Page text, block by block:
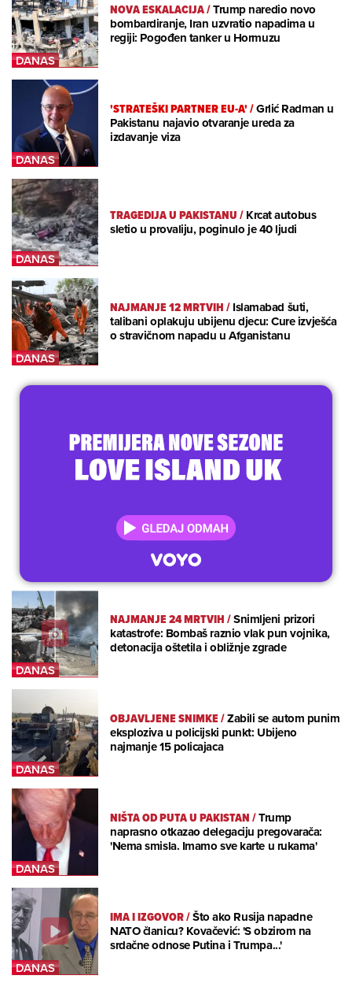
NOVA ESKALACIJA/Trump naredio novo
bombardiranje, Iran uzvratio napadima u
regiji: Pogođen tanker u Hormuzu
'STRATEŠKI PARTNER EU-A'/Grlić Radman u
Pakistanu najavio otvaranje ureda za
izdavanje viza
TRAGEDIJA U PAKISTANU/Krcat autobus
sletio u provaliju, poginulo je 40 ljudi
NAJMANJE 12 MRTVIH/Islamabad šuti,
talibani oplakuju ubijenu djecu: Cure izvješća
o stravičnom napadu u Afganistanu
NAJMANJE 24 MRTVIH/Snimljeni prizori
katastrofe: Bombaš raznio vlak pun vojnika,
detonacija oštetila i obližnje zgrade
OBJAVLJENE SNIMKE/Zabili se autom punim
eksploziva u policijski punkt: Ubijeno
najmanje 15 policajaca
NIŠTA OD PUTA U PAKISTAN/Trump
naprasno otkazao delegaciju pregovarača:
'Nema smisla. Imamo sve karte u rukama'
IMA I IZGOVOR/Što ako Rusija napadne
NATO članicu? Kovačević: 'S obzirom na
srdačne odnose Putina i Trumpa...'